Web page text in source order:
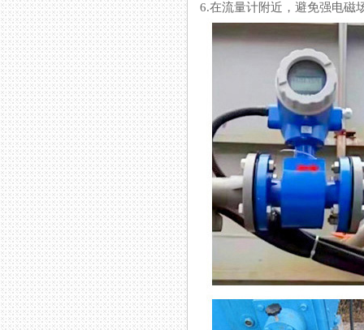
6.在流量计附近，避免强电